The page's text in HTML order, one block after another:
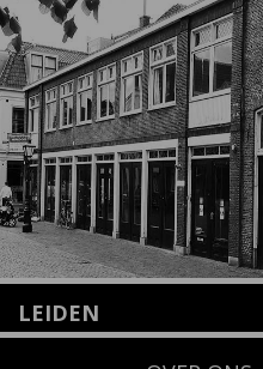
LEIDEN